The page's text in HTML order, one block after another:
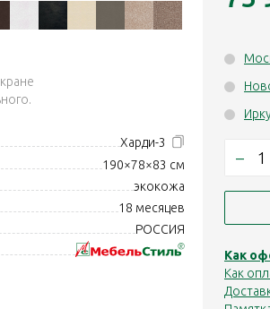
Харди-3
190×78×83 см
экокожа
18 месяцев
РОССИЯ
–
Как
Как